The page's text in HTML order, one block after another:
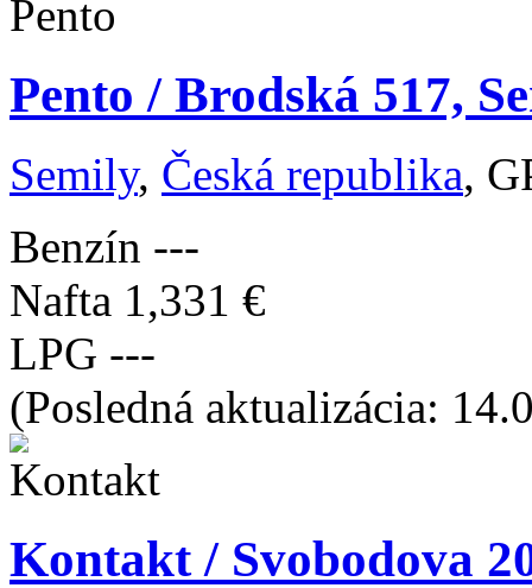
Pento / Brodská 517,
Semily, Česká republika,
Benzín ---
Nafta 1,331 €
LPG ---
(Posledná aktualizácia:
Kontakt / Svobodova